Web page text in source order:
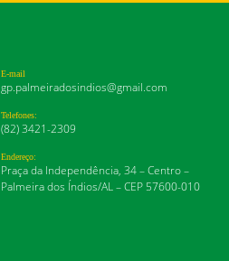
E-mail
gp.palmeiradosindios@gmail.com
Telefones:
(82) 3421-2309
Endereço:
Praça da Independência, 34 – Centro –
Palmeira dos Índios/AL – CEP 57600-010